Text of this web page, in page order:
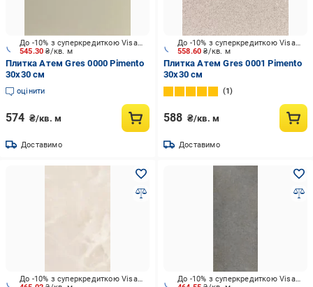
545.30₴/кв. м
До -10% з суперкредиткою Visa Вигода
Плитка Атем Gres 0000 Pimento
30x30 см
оцінити
574 ₴/кв. м
Доставимо
558.60₴/кв. м
До -10% з суперкредиткою Visa Вигода
Плитка Атем Gres 0001 Pimento
30x30 см
1
588 ₴/кв. м
Доставимо
До -10% з суперкредиткою Visa Вигода До -10% з суперкредиткою Visa Вигода